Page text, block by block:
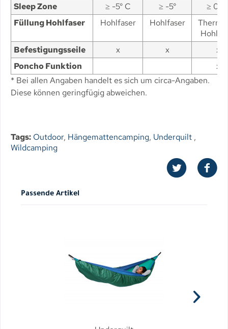
Sleep Zone ≥ -5° C ≥ -5°
≥ 0°
Füllung Hohlfaser
Hohlfaser Hohlfaser
Befestigungsseile
x x
x
Poncho Funktion
x
* Bei allen Angaben handelt es sich um circa-Angaben.
Diese können geringfügig abweichen.
Tags: Outdoor, Hängemattencamping, Underquilt ,
Wildcamping
Passende Artikel